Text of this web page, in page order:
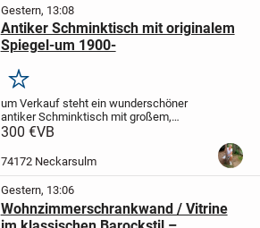
Gestern, 13:08
Antiker Schminktisch mit originalem
Spiegel-um 1900-
Merken
um Verkauf steht ein wunderschöner
antiker Schminktisch mit großem,
schwenkbaren Originalspiegel. Das
elegante Form, gedrechselte Beine und
300 €VB
74172 Neckarsulm
Gestern, 13:06
Wohnzimmerschrankwand / Vitrine